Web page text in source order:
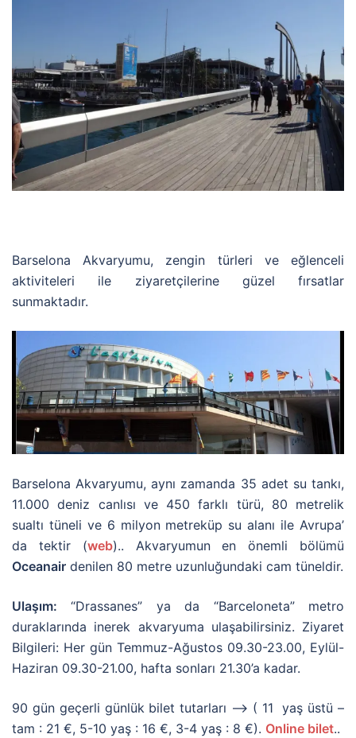
Barselona Akvaryumu, zengin türleri ve eğlenceli
aktiviteleri ile ziyaretçilerine güzel fırsatlar
sunmaktadır.
Barselona Akvaryumu, aynı zamanda 35 adet su tankı,
11.000 deniz canlısı ve 450 farklı türü, 80 metrelik
sualtı tüneli ve 6 milyon metreküp su alanı ile Avrupa’
da tektir (web).. Akvaryumun en önemli bölümü
Oceanair denilen 80 metre uzunluğundaki cam tüneldir.
Ulaşım: “Drassanes” ya da “Barceloneta” metro
duraklarında inerek akvaryuma ulaşabilirsiniz. Ziyaret
Bilgileri: Her gün Temmuz-Ağustos 09.30-23.00, Eylül-
Haziran 09.30-21.00, hafta sonları 21.30’a kadar.
90 gün geçerli günlük bilet tutarları –> ( 11 yaş üstü –
tam : 21 €, 5-10 yaş : 16 €, 3-4 yaş : 8 €). Online bilet..